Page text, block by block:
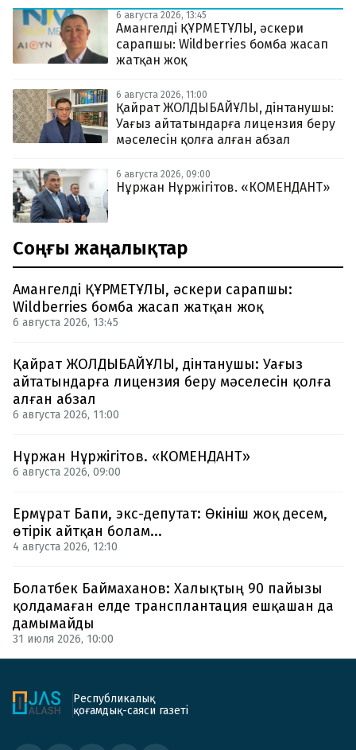
6 августа 2026, 13:45
Амангелді ҚҰРМЕТҰЛЫ, әскери
сарапшы: Wildberries бомба жасап
жатқан жоқ
6 августа 2026, 11:00
Қайрат ЖОЛДЫБАЙҰЛЫ, дінтанушы:
Уағыз айтатындарға лицензия беру
мәселесін қолға алған абзал
6 августа 2026, 09:00
Нұржан Нұржігітов. «КОМЕНДАНТ»
Соңғы жаңалықтар
Амангелді ҚҰРМЕТҰЛЫ, әскери сарапшы:
Wildberries бомба жасап жатқан жоқ
6 августа 2026, 13:45
Қайрат ЖОЛДЫБАЙҰЛЫ, дінтанушы: Уағыз
айтатындарға лицензия беру мәселесін қолға
алған абзал
6 августа 2026, 11:00
Нұржан Нұржігітов. «КОМЕНДАНТ»
6 августа 2026, 09:00
Ермұрат Бапи, экс-депутат: Өкініш жоқ десем,
өтірік айтқан болам...
4 августа 2026, 12:10
Болатбек Баймаханов: Халықтың 90 пайызы
қолдамаған елде трансплантация ешқашан да
дамымайды
31 июля 2026, 10:00
Республикалық
қоғамдық-саяси газеті